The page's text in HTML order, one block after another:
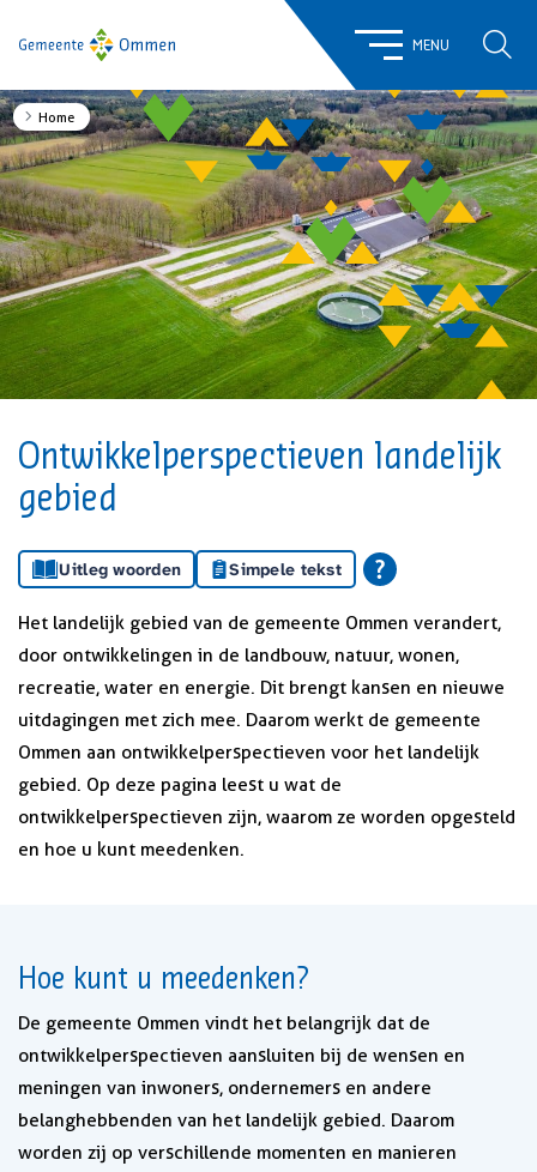
MENU
Home
Ontwikkelperspectieven landelijk
gebied
Uitleg woorden Simpele tekst
Het landelijk gebied van de gemeente Ommen verandert,
door ontwikkelingen in de landbouw, natuur, wonen,
recreatie, water en energie. Dit brengt kansen en nieuwe
uitdagingen met zich mee. Daarom werkt de gemeente
Ommen aan ontwikkelperspectieven voor het landelijk
gebied. Op deze pagina leest u wat de
ontwikkelperspectieven zijn, waarom ze worden opgesteld
en hoe u kunt meedenken.
Hoe kunt u meedenken?
De gemeente Ommen vindt het belangrijk dat de
ontwikkelperspectieven aansluiten bij de wensen en
meningen van inwoners, ondernemers en andere
belanghebbenden van het landelijk gebied. Daarom
worden zij op verschillende momenten en manieren